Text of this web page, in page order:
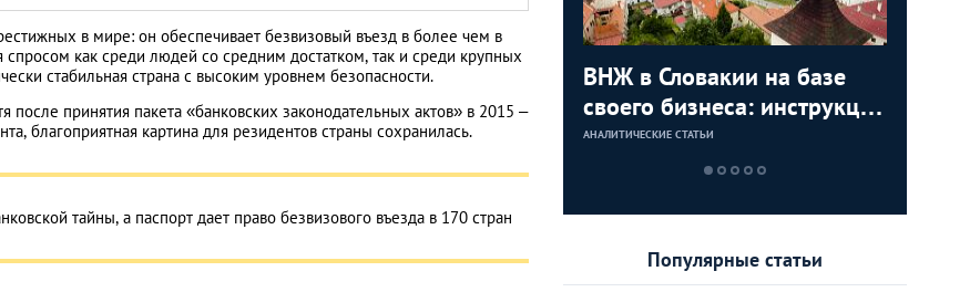
в мире: он обеспечивает безвизовый въезд в более чем в
спросом как среди людей со средним достатком, так и среди крупных
стабильная страна с высоким уровнем безопасности.
принятия пакета «банковских законодательных актов» в 2015 –
благоприятная картина для резидентов страны сохранилась.
тайны, а паспорт дает право безвизового въезда в 170 стран
ВНЖ в Словакии на базе
своего бизнеса: инструкция
для граждан СНГ
АНАЛИТИЧЕСКИЕ СТАТЬИ
Как открыть бизнес в
Словакии: процедура для
иностранцев
АНАЛИТИЧЕСКИЕ СТАТЬИ
Популярные статьи